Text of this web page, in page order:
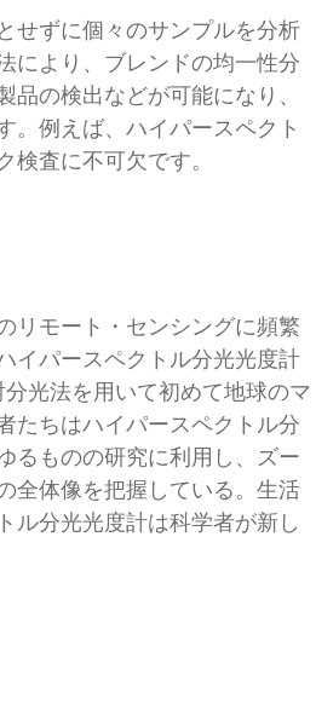
せずに個々のサンプルを分析
により、ブレンドの均一性分
の検出などが可能になり、
。例えば、ハイパースペクト
査に不可欠です。
リモート・センシングに頻繁
イパースペクトル分光光度計
光法を用いて初めて地球のマ
たちはハイパースペクトル分
るものの研究に利用し、ズー
全体像を把握している。生活
ル分光光度計は科学者が新し